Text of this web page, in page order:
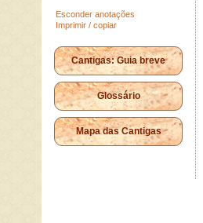
Esconder anotações
Imprimir / copiar
Cantigas: Guia breve
Glossário
Mapa das Cantigas